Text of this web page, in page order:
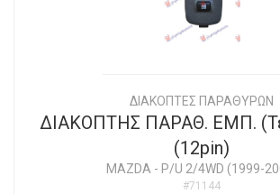
ΔΙΑΚΟΠΤΕΣ ΠΑΡΑΘΥΡΩΝ
ΔΙΑΚΟΠΤΗΣ ΠΑΡΑΘ. ΕΜΠ.
(12pin)
MAZDA- P/U 2/4WD (1999-
#71144